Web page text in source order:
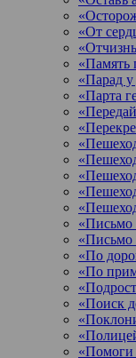
«От
«Память
«Парад у
«Парта
«Письмо
«Письмо
«По
«По
«Поиск
«Помоги